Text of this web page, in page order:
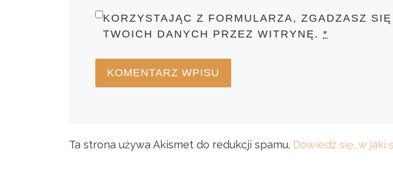
KORZYSTAJĄC Z FORMULARZA, ZGADZASZ
TWOICH DANYCH PRZEZ WITRYNĘ.*
Ta strona używa Akismet do redukcji spamu. Dowiedz się, w jaki